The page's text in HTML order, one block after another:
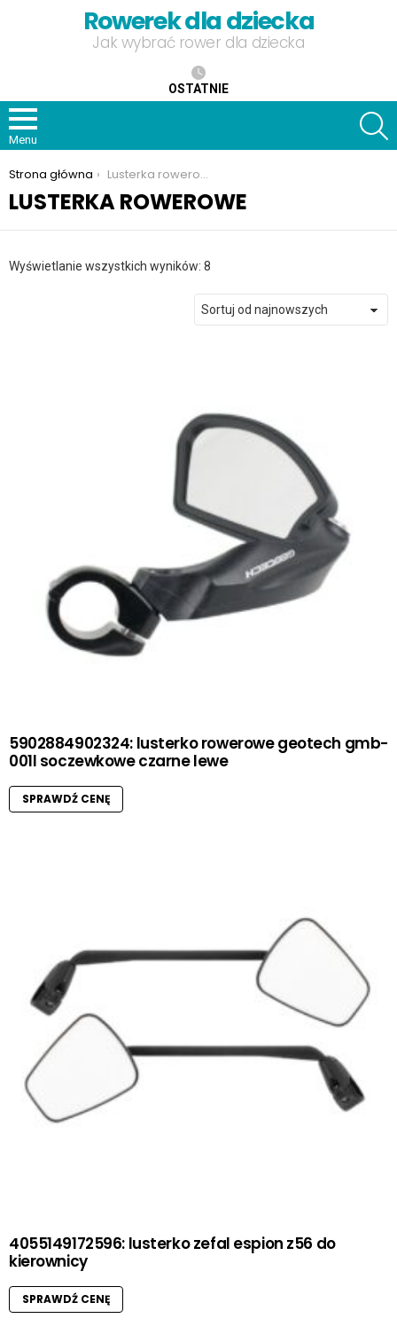
Rowerek dla dziecka
Jak wybrać rower dla dziecka
OSTATNIE
Menu
Jesteś tutaj:
Strona główna Lusterka rowerowe
LUSTERKA ROWEROWE
Wyświetlanie wszystkich wyników: 8
5902884902324: lusterko rowerowe geotech gmb-
001l soczewkowe czarne lewe
SPRAWDŹ CENĘ
4055149172596: lusterko zefal espion z56 do
kierownicy
SPRAWDŹ CENĘ